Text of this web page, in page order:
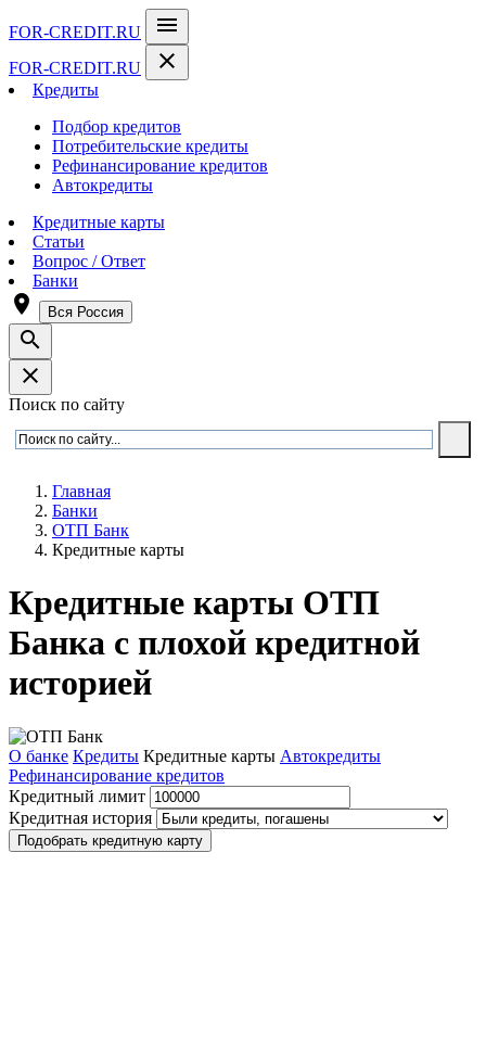
FOR-CREDIT.RU menu
FOR-CREDIT.RU close
Кредиты
Подбор кредитов
Потребительские кредиты
Рефинансирование кредитов
Автокредиты
Кредитные карты
Статьи
Вопрос / Ответ
Банки
room Вся Россия
search
close
Поиск по сайту
Главная
Банки
ОТП Банк
Кредитные карты
Кредитные карты ОТП
Банка с плохой кредитной
историей
О банке Кредиты Кредитные карты Автокредиты
Рефинансирование кредитов
Кредитный лимит
Кредитная история
Подобрать кредитную карту